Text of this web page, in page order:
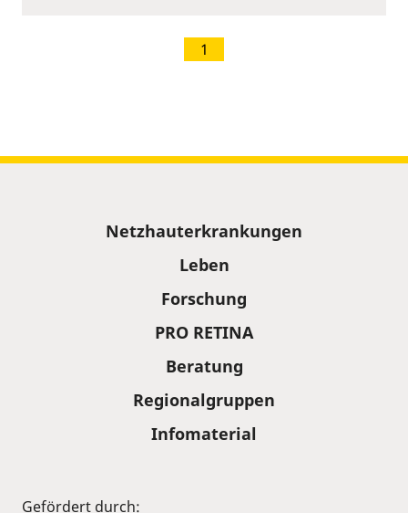
1
Netzhauterkrankungen
Leben
Forschung
PRO RETINA
Beratung
Regionalgruppen
Infomaterial
Gefördert durch: